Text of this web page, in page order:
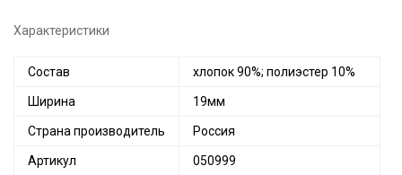
Характеристики
Состав хлопок 90%; полиэстер 10%
Ширина 19мм
Страна производитель Россия
Артикул 050999